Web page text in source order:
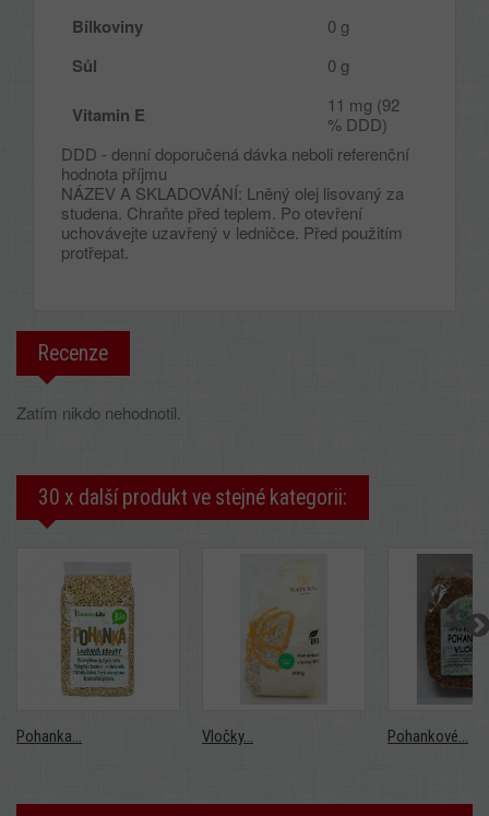
Bílkoviny 0 g
Sůl 0 g
Vitamin E
11 mg (92
% DDD)
DDD - denní doporučená dávka neboli referenční
hodnota příjmu
NÁZEV A SKLADOVÁNÍ: Lněný olej lisovaný za
studena. Chraňte před teplem. Po otevření
uchovávejte uzavřený v ledničce. Před použitím
protřepat.
Recenze
Zatím nikdo nehodnotil.
30 x další produkt ve stejné kategorii:
Pohanka... Vločky... Pohankové...